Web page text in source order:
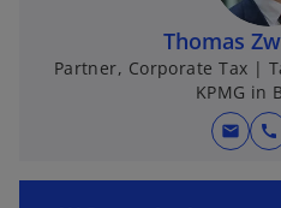
Thomas
Partner, Corporate Tax |
KPMG in
mail call
p